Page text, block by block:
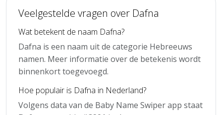
Veelgestelde vragen over Dafna
Wat betekent de naam Dafna?
Dafna is een naam uit de categorie Hebreeuws
namen. Meer informatie over de betekenis wordt
binnenkort toegevoegd.
Hoe populair is Dafna in Nederland?
Volgens data van de Baby Name Swiper app staat